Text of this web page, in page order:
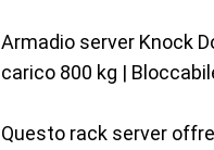
Armadio server Knock
carico 800 kg |
Questo rack server